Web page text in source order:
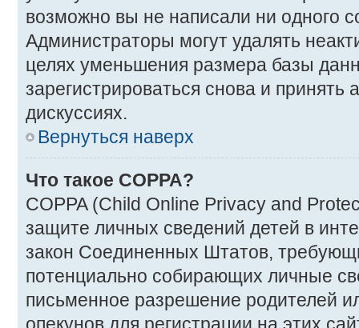
возможно вы не написали ни одного
Администраторы могут удалять
целях уменьшения размера базы
зарегистрироваться снова и принять
дискуссиях.
Вернуться наверх
Что такое COPPA?
COPPA (Child Online Privacy and
защите личных сведений детей в
закон Соединенных Штатов,
потенциально собирающих личные
письменное разрешение родителей